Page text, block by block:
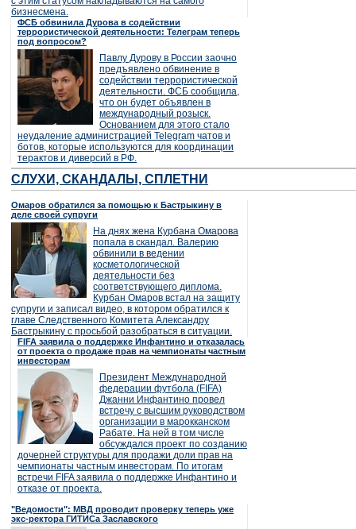
бизнесмена.
ФСБ обвинила Дурова в содействии
террористической деятельности: Телеграм теперь
под вопросом?
Павлу Дурову в России заочно
предъявлено обвинение в
содействии террористической
деятельности. ФСБ сообщила,
что он будет объявлен в
международный розыск.
Основанием для этого стало
неудаление администрацией Telegram чатов и
ботов, которые используются для координации
терактов и диверсий в РФ.
СЛУХИ, СКАНДАЛЫ, СПЛЕТНИ
Омаров обратился за помощью к Бастрыкину в
деле своей супруги
На днях жена Курбана Омарова
попала в скандал. Валерию
обвинили в ведении
косметологической
деятельности без
соответствующего диплома.
Курбан Омаров встал на защиту
супруги и записал видео, в котором обратился к
главе Следственного Комитета Александру
Бастрыкину с просьбой разобраться в ситуации.
FIFA заявила о поддержке Инфантино и отказалась
от проекта о продаже прав на чемпионаты частным
инвесторам
Президент Международной
федерации футбола (FIFA)
Джанни Инфантино провел
встречу с высшим руководством
организации в марокканском
Рабате. На ней в том числе
обсуждался проект по созданию
дочерней структуры для продажи доли прав на
чемпионаты частным инвесторам. По итогам
встречи FIFA заявила о поддержке Инфантино и
отказе от проекта.
"Ведомости": МВД проводит проверку теперь уже
экс-ректора ГИТИСа Заславского